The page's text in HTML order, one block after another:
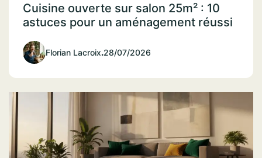
Cuisine ouverte sur salon 25m² : 10
astuces pour un aménagement réussi
Florian Lacroix.28/07/2026